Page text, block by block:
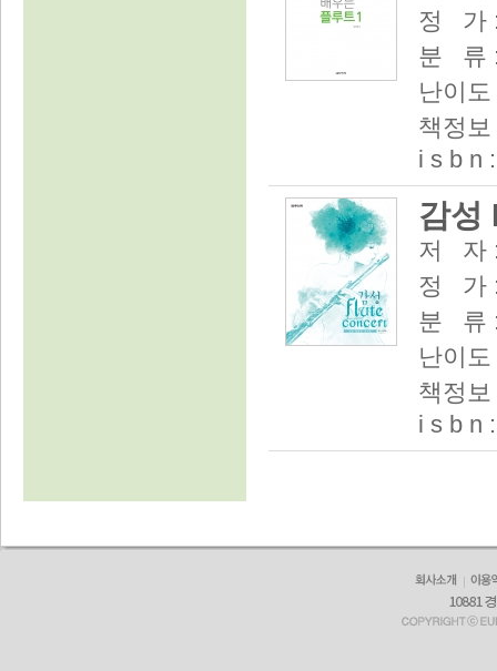
정 가
분 류
난이
책정
i s b n
감성
저 자
정 가
분 류
난이
책정
i s b n